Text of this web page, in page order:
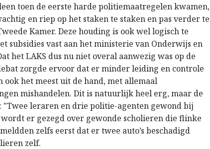
toen de eerste harde politiemaatregelen kwamen,
en riep op het staken te staken en pas verder te
Kamer. Deze houding is ook wel logisch te
subsidies vast aan het ministerie van Onderwijs en
het LAKS dus nu niet overal aanwezig was op de
zorgde ervoor dat er minder leiding en controle
ook het meest uit de hand, met allemaal
mishandelen. Dit is natuurlijk heel erg, maar de
"Twee leraren en drie politie-agenten gewond bij
er gezegd over gewonde scholieren die flinke
zelfs eerst dat er twee auto’s beschadigd
zelf.